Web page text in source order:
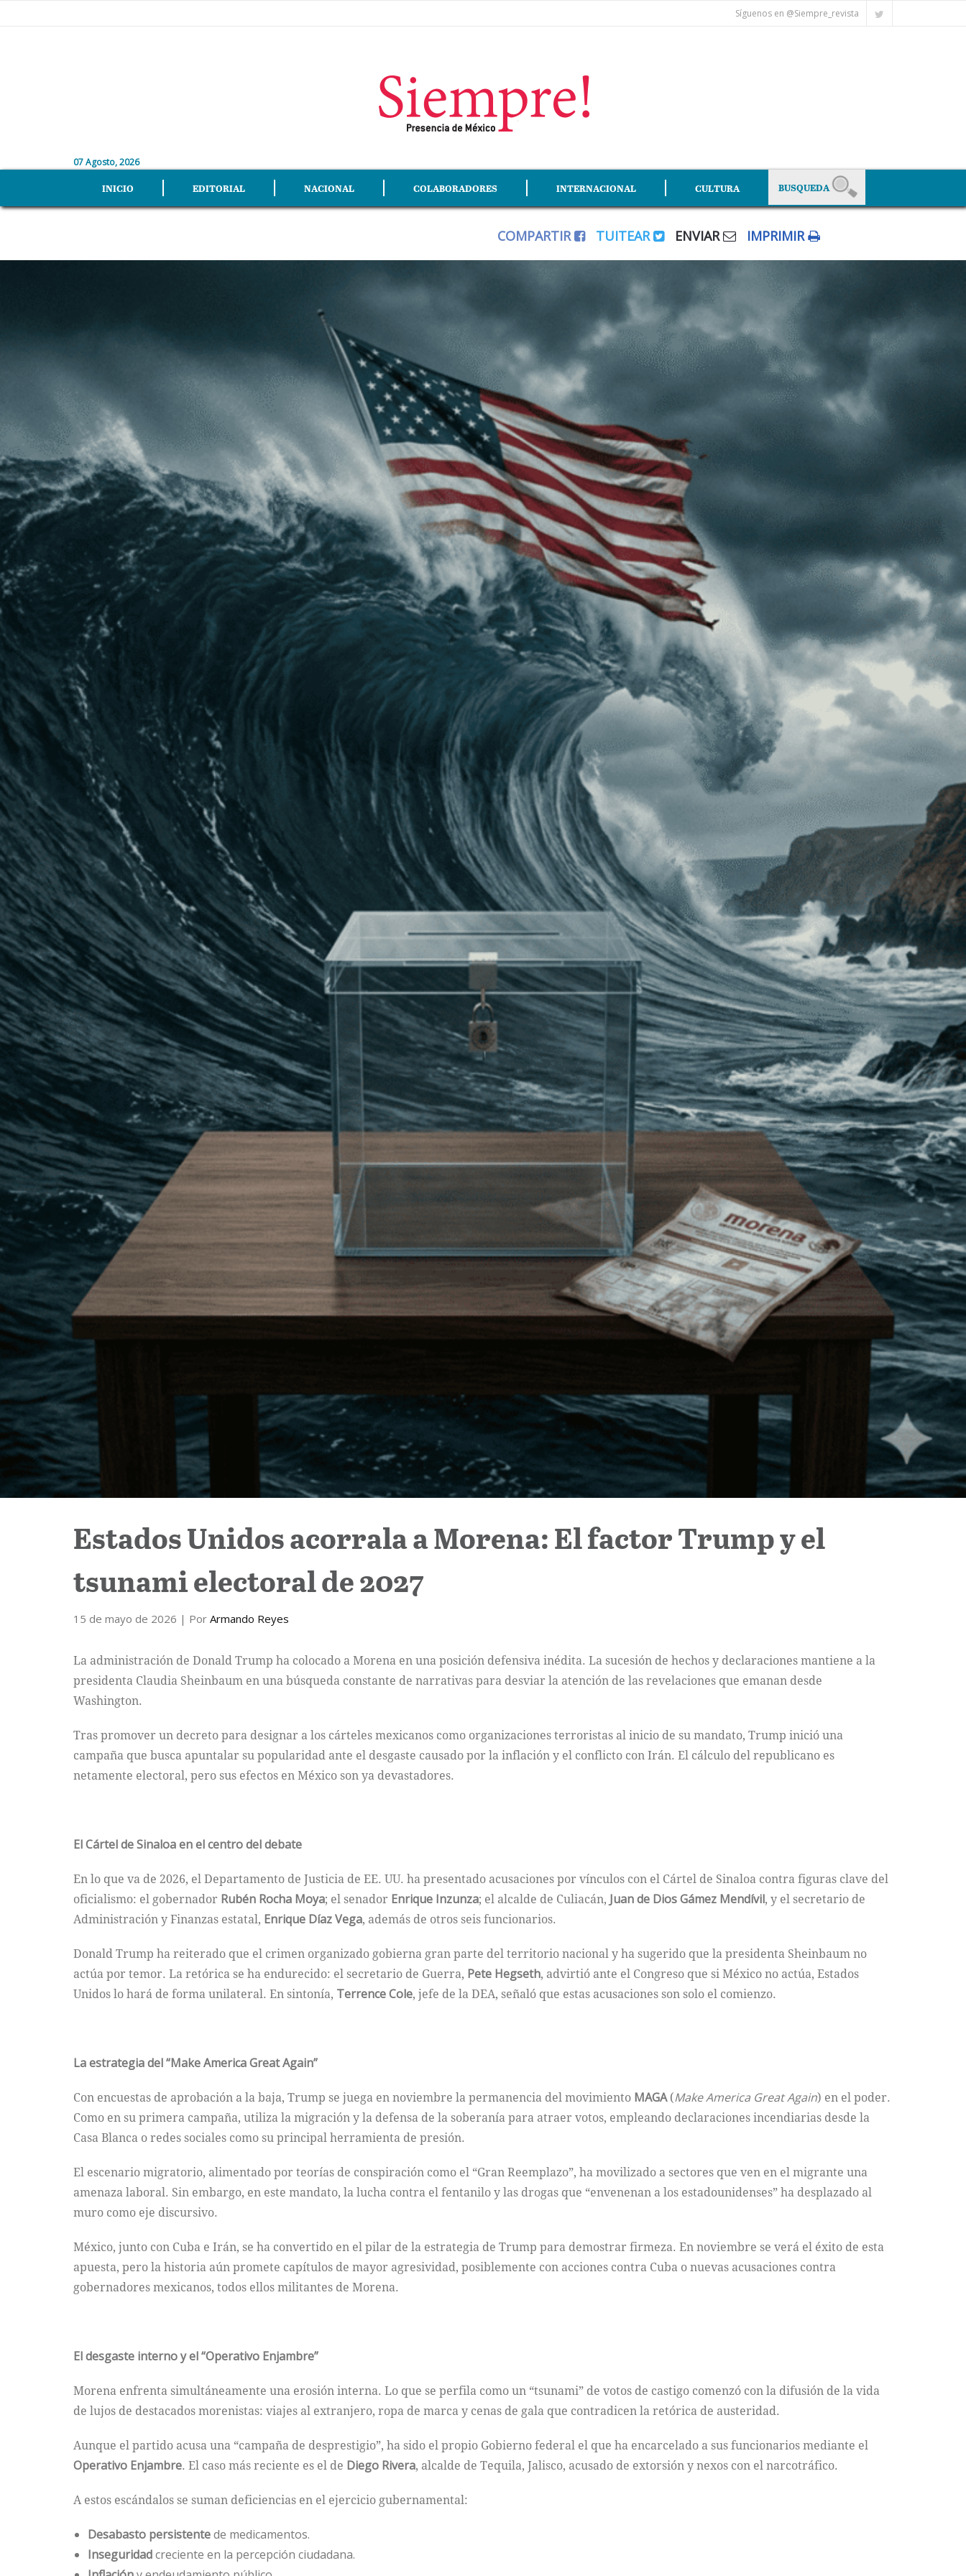
Síguenos en @Siempre_revista
07 Agosto, 2026
INICIO EDITORIAL NACIONAL COLABORADORES INTERNACIONAL CULTURA
COMPARTIR TUITEAR ENVIAR IMPRIMIR
Estados Unidos acorrala a Morena: El factor Trump y el
tsunami electoral de 2027
15 de mayo de 2026 | Por Armando Reyes
La administración de Donald Trump ha colocado a Morena en una posición defensiva inédita. La sucesión de hechos y declaraciones mantiene a la
presidenta Claudia Sheinbaum en una búsqueda constante de narrativas para desviar la atención de las revelaciones que emanan desde
Washington.
Tras promover un decreto para designar a los cárteles mexicanos como organizaciones terroristas al inicio de su mandato, Trump inició una
campaña que busca apuntalar su popularidad ante el desgaste causado por la inflación y el conflicto con Irán. El cálculo del republicano es
netamente electoral, pero sus efectos en México son ya devastadores.
El Cártel de Sinaloa en el centro del debate
En lo que va de 2026, el Departamento de Justicia de EE. UU. ha presentado acusaciones por vínculos con el Cártel de Sinaloa contra figuras clave del
oficialismo: el gobernador Rubén Rocha Moya; el senador Enrique Inzunza; el alcalde de Culiacán, Juan de Dios Gámez Mendívil, y el secretario de
Administración y Finanzas estatal, Enrique Díaz Vega, además de otros seis funcionarios.
Donald Trump ha reiterado que el crimen organizado gobierna gran parte del territorio nacional y ha sugerido que la presidenta Sheinbaum no
actúa por temor. La retórica se ha endurecido: el secretario de Guerra, Pete Hegseth, advirtió ante el Congreso que si México no actúa, Estados
Unidos lo hará de forma unilateral. En sintonía, Terrence Cole, jefe de la DEA, señaló que estas acusaciones son solo el comienzo.
La estrategia del “Make America Great Again”
Con encuestas de aprobación a la baja, Trump se juega en noviembre la permanencia del movimiento MAGA(Make America Great Again) en el poder.
Como en su primera campaña, utiliza la migración y la defensa de la soberanía para atraer votos, empleando declaraciones incendiarias desde la
Casa Blanca o redes sociales como su principal herramienta de presión.
El escenario migratorio, alimentado por teorías de conspiración como el “Gran Reemplazo”, ha movilizado a sectores que ven en el migrante una
amenaza laboral. Sin embargo, en este mandato, la lucha contra el fentanilo y las drogas que “envenenan a los estadounidenses” ha desplazado al
muro como eje discursivo.
México, junto con Cuba e Irán, se ha convertido en el pilar de la estrategia de Trump para demostrar firmeza. En noviembre se verá el éxito de esta
apuesta, pero la historia aún promete capítulos de mayor agresividad, posiblemente con acciones contra Cuba o nuevas acusaciones contra
gobernadores mexicanos, todos ellos militantes de Morena.
El desgaste interno y el “Operativo Enjambre”
Morena enfrenta simultáneamente una erosión interna. Lo que se perfila como un “tsunami” de votos de castigo comenzó con la difusión de la vida
de lujos de destacados morenistas: viajes al extranjero, ropa de marca y cenas de gala que contradicen la retórica de austeridad.
Aunque el partido acusa una “campaña de desprestigio”, ha sido el propio Gobierno federal el que ha encarcelado a sus funcionarios mediante el
Operativo Enjambre. El caso más reciente es el de Diego Rivera, alcalde de Tequila, Jalisco, acusado de extorsión y nexos con el narcotráfico.
A estos escándalos se suman deficiencias en el ejercicio gubernamental:
Desabasto persistentede medicamentos.
Inseguridadcreciente en la percepción ciudadana.